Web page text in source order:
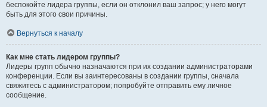
беспокойте лидера группы, если он отклонил ваш запрос; у него могут
быть для этого свои причины.
Вернуться к началу
Как мне стать лидером группы?
Лидеры групп обычно назначаются при их создании администраторами
конференции. Если вы заинтересованы в создании группы, сначала
свяжитесь с администратором; попробуйте отправить ему личное
сообщение.